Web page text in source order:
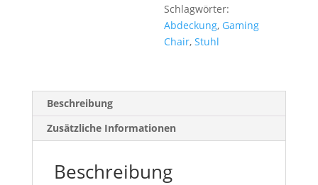
Schlagwörter:
Abdeckung, Gaming
Chair,Stuhl
Beschreibung
Zusätzliche Informationen
Beschreibung